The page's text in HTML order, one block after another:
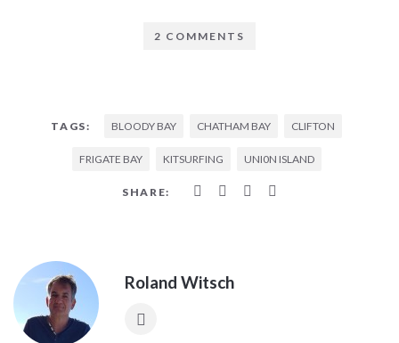
2 COMMENTS
TAGS: BLOODY BAY CHATHAM BAY CLIFTON
FRIGATE BAY KITSURFING UNI0N ISLAND
SHARE:
Roland Witsch